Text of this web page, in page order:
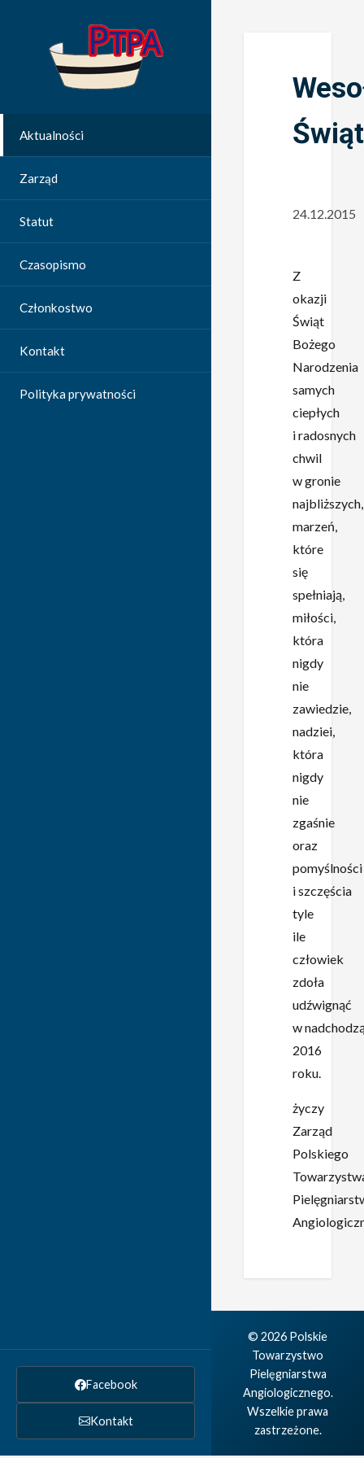
Aktualności
Zarząd
Statut
Czasopismo
Członkostwo
Kontakt
Polityka prywatności
Facebook
Kontakt
Świąt
24.12.2015
Z
okazji
Świąt
Bożego
Narodzenia
samych
ciepłych
i radosnych
chwil
w gronie
najbliższych,
marzeń,
które
się
spełniają,
miłości,
która
nigdy
nie
zawiedzie,
nadziei,
która
nigdy
nie
zgaśnie
oraz
pomyślności
i szczęścia
tyle
ile
człowiek
zdoła
udźwignąć
w
2016
roku.
życzy
Zarząd
Polskiego
© 2026 Polskie
Towarzystwo
Pielęgniarstwa
Angiologicznego.
Wszelkie prawa
zastrzeżone.